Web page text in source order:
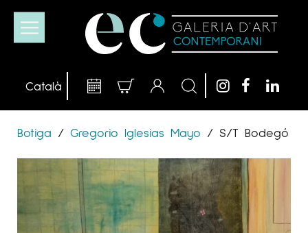
Botiga / Gregorio Iglesias Mayo / S/T Bodegó